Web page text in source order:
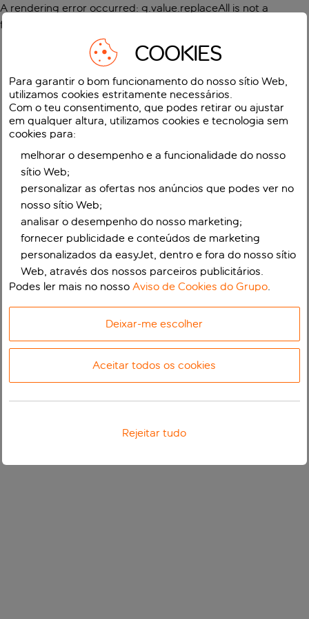
A rendering error occurred: g.value.replaceAll is not a
function
COOKIES
Para garantir o bom funcionamento do nosso sítio Web,
utilizamos cookies estritamente necessários.
Com o teu consentimento, que podes retirar ou ajustar
em qualquer altura, utilizamos cookies e tecnologia sem
cookies para:
melhorar o desempenho e a funcionalidade do nosso
sítio Web;
personalizar as ofertas nos anúncios que podes ver no
nosso sítio Web;
analisar o desempenho do nosso marketing;
fornecer publicidade e conteúdos de marketing
personalizados da easyJet, dentro e fora do nosso sítio
Web, através dos nossos parceiros publicitários.
Podes ler mais no nossoAviso de Cookies do Grupo.
Deixar-me escolher
Aceitar todos os cookies
Rejeitar tudo